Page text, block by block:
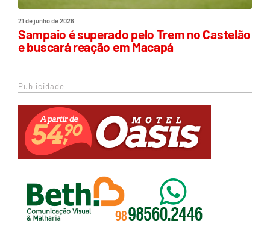
21 de junho de 2026
Sampaio é superado pelo Trem no Castelão
e buscará reação em Macapá
Publicidade